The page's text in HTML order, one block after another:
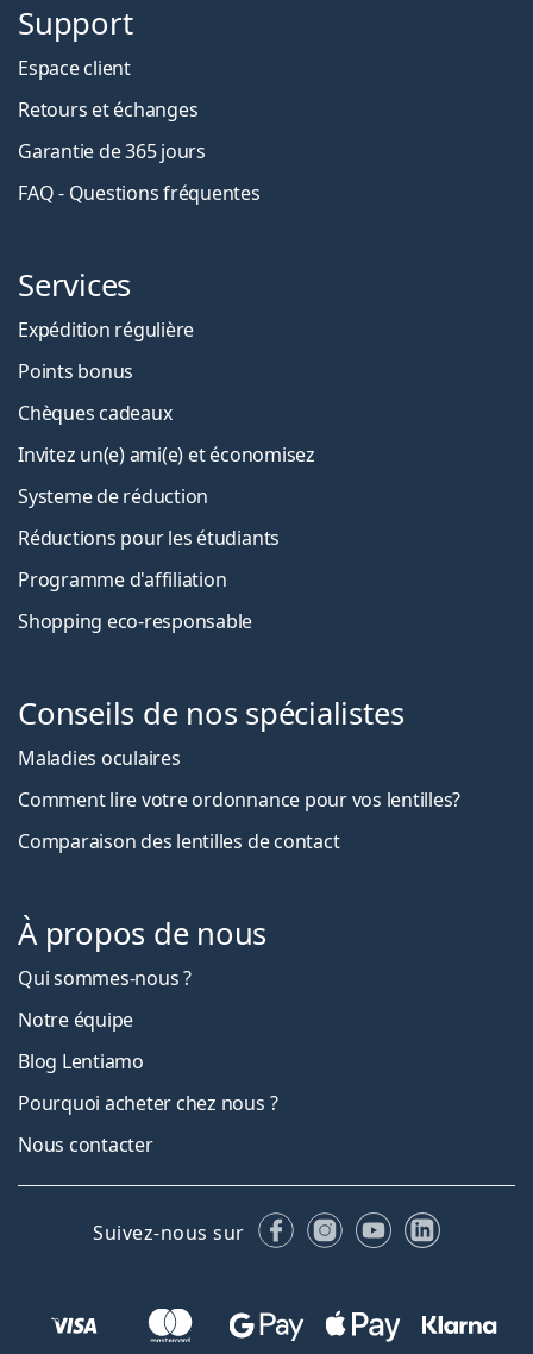
Support
Espace client
Retours et échanges
Garantie de 365 jours
FAQ - Questions fréquentes
Services
Expédition régulière
Points bonus
Chèques cadeaux
Invitez un(e) ami(e) et économisez
Systeme de réduction
Réductions pour les étudiants
Programme d'affiliation
Shopping eco-responsable
Conseils de nos spécialistes
Maladies oculaires
Comment lire votre ordonnance pour vos lentilles?
Comparaison des lentilles de contact
À propos de nous
Qui sommes-nous ?
Notre équipe
Blog Lentiamo
Pourquoi acheter chez nous ?
Nous contacter
Suivez-nous sur FacebookInstagram
YouTubeLinkedIn